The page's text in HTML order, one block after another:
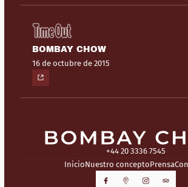
BOMBAY CHOW
16 de octubre de 2015
+44 20 3336 7545
InicioNuestro conceptoPrensa